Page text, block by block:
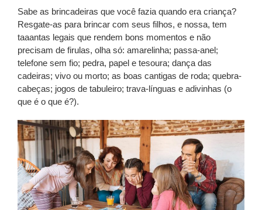
Sabe as brincadeiras que você fazia quando era criança?
Resgate-as para brincar com seus filhos, e nossa, tem
taaantas legais que rendem bons momentos e não
precisam de firulas, olha só: amarelinha; passa-anel;
telefone sem fio; pedra, papel e tesoura; dança das
cadeiras; vivo ou morto; as boas cantigas de roda; quebra-
cabeças; jogos de tabuleiro; trava-línguas e adivinhas (o
que é o que é?).